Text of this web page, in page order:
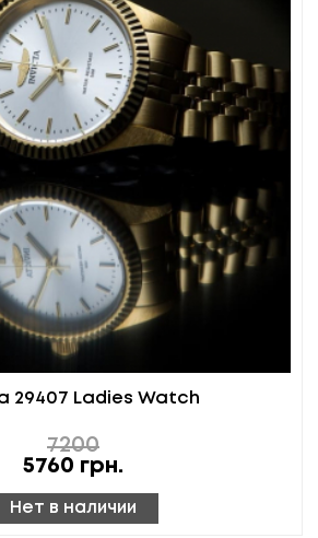
29407 Ladies Watch
7200
5760 грн.
Нет в наличии